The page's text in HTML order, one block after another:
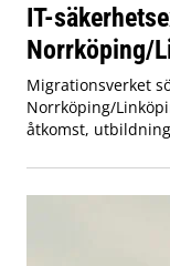
IT-
Norrköping/
Migrationsverket
Norrköping/
åtkomst,